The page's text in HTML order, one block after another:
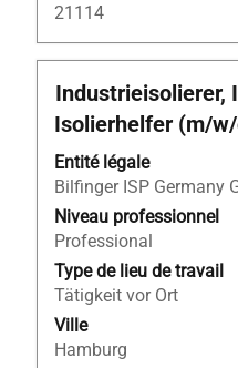
21114
Titre
Industrieisolierer,
Isolierhelfer (m/
Entité légale
Bilfinger ISP Germany
Niveau professionnel
Professional
Type de lieu de travail
Tätigkeit vor Ort
Ville
Hamburg
Sélectionnez
avec
la
barre
d’espacement
pour
afficher
tout
le
contenu
des
informations